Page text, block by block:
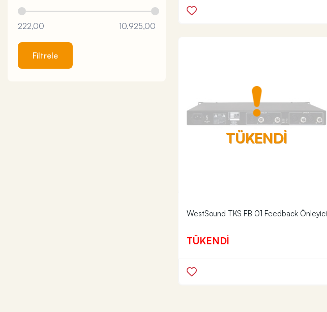
222,00 10.925,00
Filtrele
TÜKENDİ
WestSound TKS FB 01 Feedback Önleyici
TÜKENDİ